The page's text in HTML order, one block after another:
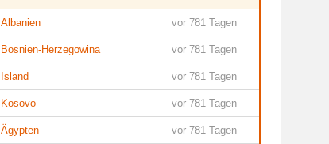
Albanien vor 781 Tagen
Bosnien-Herzegowina vor 781 Tagen
Island vor 781 Tagen
Kosovo vor 781 Tagen
Ägypten vor 781 Tagen